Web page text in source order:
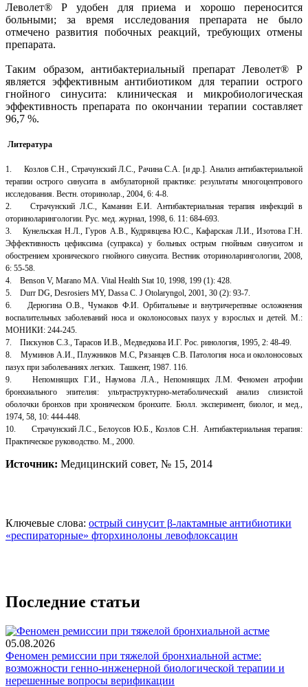
Леволет® Р удобен для приема и хорошо переносится
больными; за время исследования препарата не было
отмечено развития побочных реакций, требующих отмены
препарата.
Таким образом, антибактериальный препарат Леволет® Р
является эффективным антибиотиком для терапии острого
гнойного синусита: клиническая и микробиологическая
эффективность препарата по окончании терапии составляет
96,7 %.
Литература
1. Козлов С.Н., Страчунский Л.С., Рачина С.А. [и др.]. Анализ антибактериальной
терапии острого синусита в амбулаторной практике: результаты многоцентрового
исследования. Вестн. оторинолар., 2004, 6: 4-8.
2. Страчунский Л.С., Каманин Е.И. Антибактериальная терапия инфекций в
оториноларингологии. Рус. мед. журнал, 1998, 6. 11: 684-693.
3. Кунельская Н.Л., Гуров А.В., Кудрявцева Ю.С., Кафарская Л.И., Изотова Г.Н.
Эффективность цефиксима (супракса) у больных острым гнойным синуситом и
обострением хронического гнойного синусита. Вестник оториноларингологии, 2008,
6: 55-58.
4. Benson V, Marano MA. Vital Health Stat 10, 1998, 199 (1): 428.
5. Durr DG, Desrosiers MY, Dassa C. J Otolaryngol, 2001, 30 (2): 93-7.
6. Дерюгина О.В., Чумаков Ф.И. Орбитальные и внутричерепные осложнения
воспалительных заболеваний носа и околоносовых пазух у взрослых и детей. М.:
МОНИКИ: 244-245.
7. Пискунов С.З., Тарасов И.В., Медведкова И.Г. Рос. ринология, 1995, 2: 48-49.
8. Муминов А.И., Плужников М.С, Рязанцев С.В. Патология носа и околоносовых
пазух при заболеваниях легких. Ташкент, 1987. 116.
9. Непомнящих Г.И., Наумова Л.А., Непомнящих Л.М. Феномен атрофии
бронхиального эпителия: ультраструктурно-метаболический анализ слизистой
оболочки бронхов при хроническом бронхите. Бюлл. эксперимент, биолог, и мед.,
1974, 58, 10: 444-448.
10. Страчунский Л.С., Белоусов Ю.Б., Козлов С.Н. Антибактериальная терапия:
Практическое руководство. М., 2000.
Источник: Медицинский совет, № 15, 2014
Ключевые слова: острый синусит β-лактамные антибиотики
«респираторные» фторхинолоны левофлоксацин
Последние статьи
05.08.2026
Феномен ремиссии при тяжелой бронхиальной астме:
возможности генно-инженерной биологической терапии и
нерешенные вопросы верификации